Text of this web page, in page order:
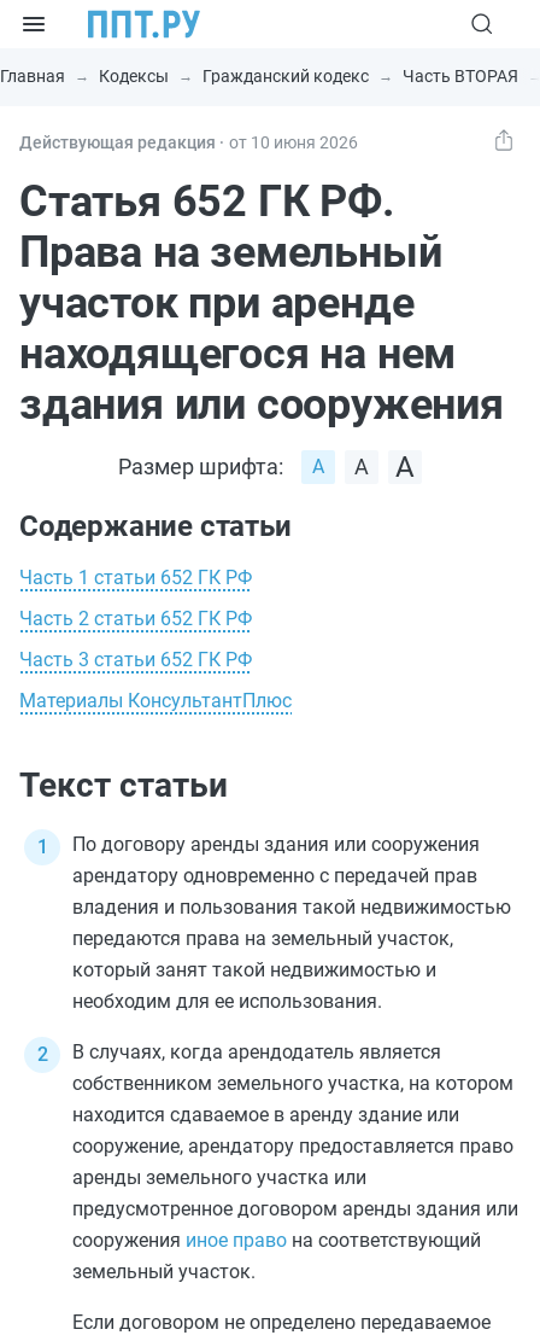
Главная Кодексы Гражданский кодекс Часть ВТОРАЯ
Действующая редакция ⸱ от 10 июня 2026
Статья 652 ГК РФ.
Права на земельный
участок при аренде
находящегося на нем
здания или сооружения
Размер шрифта:
Содержание статьи
Часть 1 статьи 652 ГК РФ
Часть 2 статьи 652 ГК РФ
Часть 3 статьи 652 ГК РФ
Материалы КонсультантПлюс
Текст статьи
По договору аренды здания или сооружения
арендатору одновременно с передачей прав
владения и пользования такой недвижимостью
передаются права на земельный участок,
который занят такой недвижимостью и
необходим для ее использования.
В случаях, когда арендодатель является
собственником земельного участка, на котором
находится сдаваемое в аренду здание или
сооружение, арендатору предоставляется право
аренды земельного участка или
предусмотренное договором аренды здания или
сооружения иное право на соответствующий
земельный участок.
Если договором не определено передаваемое